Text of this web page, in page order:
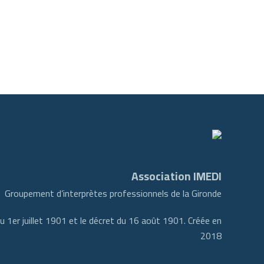
Association IMEDI
Groupement d’interprètes professionnels de la Gironde
1er juillet 1901 et le décret du 16 août 1901. Créée en
2018